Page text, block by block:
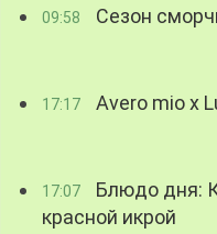
09:58 Сезон
17:17 Avero mio x
17:07
Блюдо дня:
красной икрой